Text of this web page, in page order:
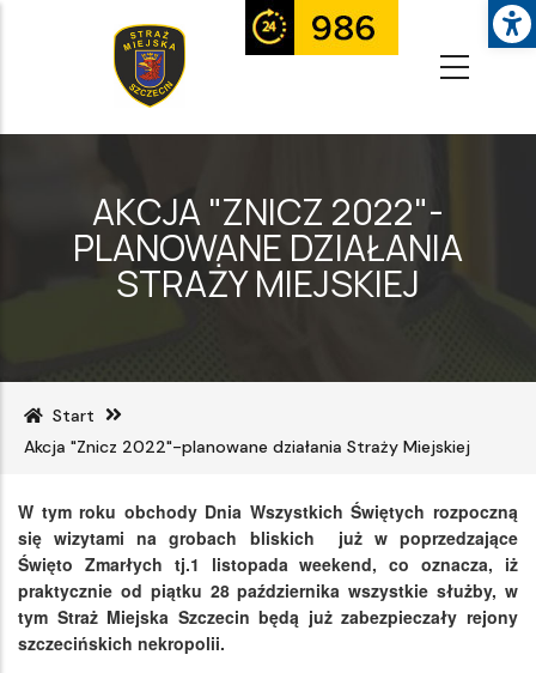
AKCJA "ZNICZ 2022"-
PLANOWANE DZIAŁANIA
STRAŻY MIEJSKIEJ
Start
Akcja "Znicz 2022"-planowane działania Straży Miejskiej
W tym roku obchody Dnia Wszystkich Świętych rozpoczną
się wizytami na grobach bliskich już w poprzedzające
Święto Zmarłych tj.1 listopada weekend, co oznacza, iż
praktycznie od piątku 28 października wszystkie służby, w
tym Straż Miejska Szczecin będą już zabezpieczały rejony
szczecińskich nekropolii.